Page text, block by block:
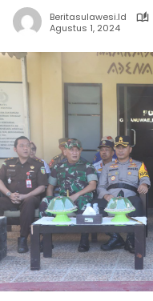
Beritasulawesi.id
Agustus 1, 2024